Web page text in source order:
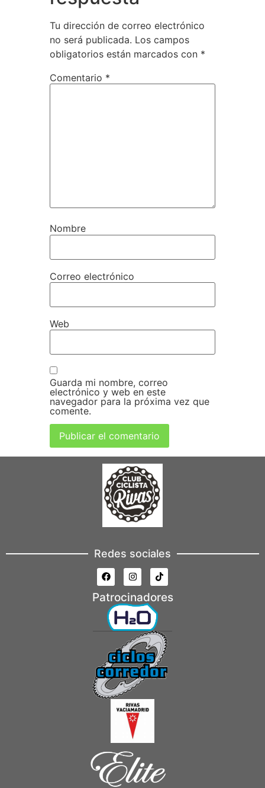
Tu dirección de correo electrónico
no será publicada. Los campos
obligatorios están marcados con *
Comentario *
Nombre
Correo electrónico
Web
Guarda mi nombre, correo
electrónico y web en este
navegador para la próxima vez que
comente.
Redes sociales
Patrocinadores